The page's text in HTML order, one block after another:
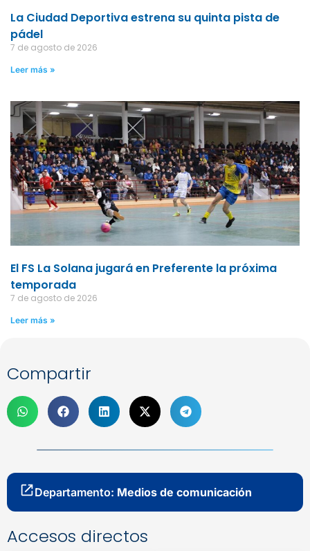
La Ciudad Deportiva estrena su quinta pista de
pádel
7 de agosto de 2026
Leer más »
El FS La Solana jugará en Preferente la próxima
temporada
7 de agosto de 2026
Leer más »
Compartir
Departamento: Medios de comunicación
Accesos directos